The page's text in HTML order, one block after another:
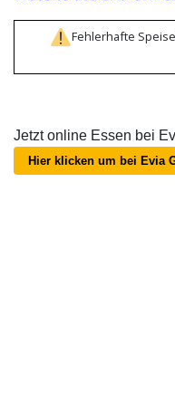
Fehlerhafte
Jetzt online Essen bei
Hier klicken um bei Evia